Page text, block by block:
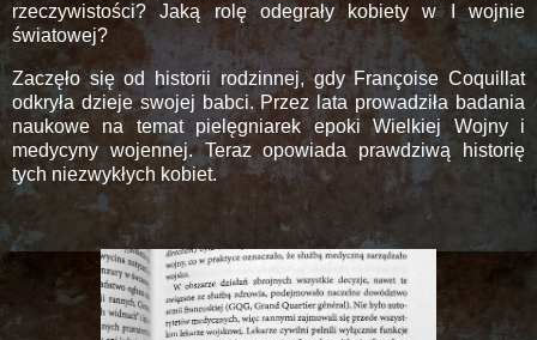
rzeczywistości? Jaką rolę odegrały kobiety w I wojnie
światowej?
Zaczęło się od historii rodzinnej, gdy Françoise Coquillat
odkryła dzieje swojej babci. Przez lata prowadziła badania
naukowe na temat pielęgniarek epoki Wielkiej Wojny i
medycyny wojennej. Teraz opowiada prawdziwą historię
tych niezwykłych kobiet.